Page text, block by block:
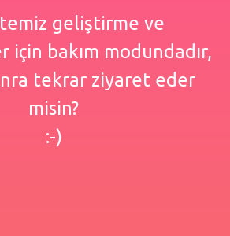
geliştirme ve
bakım modundadır,
tekrar ziyaret eder
misin?
:-)